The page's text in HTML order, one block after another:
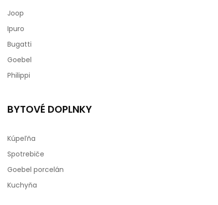
Joop
Ipuro
Bugatti
Goebel
Philippi
BYTOVÉ DOPLNKY
Kúpeľňa
Spotrebiče
Goebel porcelán
Kuchyňa